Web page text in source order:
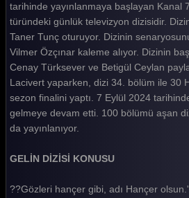
Gelin 207. Bölüm
Gelin 206. Bölüm
Gelin 205. Bölüm
Gelin 204. Bölüm
Gelin 203. Bölüm
Gelin 201. Bölüm
Gelin 200. Bölüm
tarihinde yayınlanmaya başlayan Kanal
türündeki günlük televizyon dizisidir.
Taner Tunç oturuyor. Dizinin
Vilmer Özçınar kaleme alıyor. Dizinin
Cenay Türksever ve Betigül Ceylan
Lacivert yaparken, dizi 34. bölüm ile 30
sezon finalini yaptı. 7 Eylül 2024
gelmeye devam etti. 100 bölümü aşan
da yayınlanıyor.
GELİN DİZİSİ KONUSU
??Gözleri hançer gibi, adı Hançer